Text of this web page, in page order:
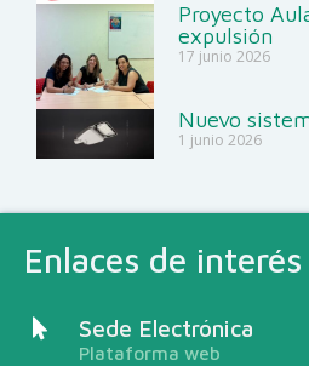
Enlaces de interés
Sede Electrónica
Plataforma web
Proyecto
expulsión
17 junio 2026
Nuevo
1 junio 2026